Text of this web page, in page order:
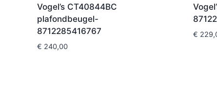
Vogel’s CT40844BC
plafondbeugel-
8712285416767
€ 240,00
€